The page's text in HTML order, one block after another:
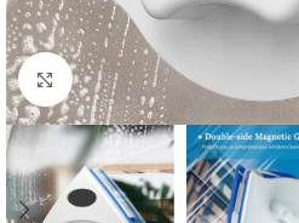
Kliknite za uvećanje